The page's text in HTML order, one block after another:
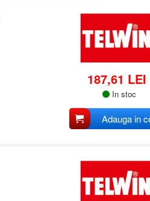
187,61 LEI
In stoc
Adauga in